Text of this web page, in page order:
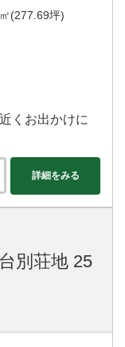
㎡(277.69坪)
くお出かけに
詳細をみる
別荘地 25